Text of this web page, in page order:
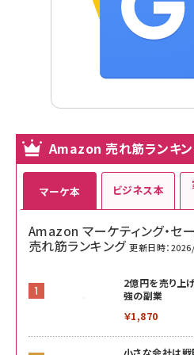
Amazon 売れ筋ランキ
マーケ本
Amazon マーケティング・セ
売れ筋ランキング 更新日時：
2億円を売り
強の副業
￥1,870
ビジネス本